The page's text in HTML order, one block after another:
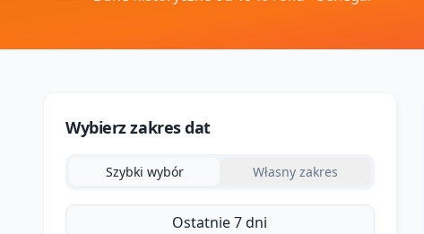
Wybierz zakres dat
Szybki wybór Własny zakres
Ostatnie 7 dni